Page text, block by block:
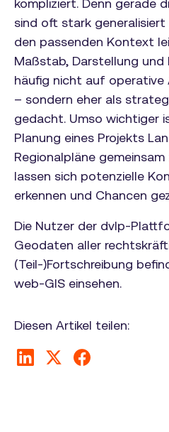
kompliziert. Denn gerade
sind oft stark
den passenden Kontext
Maßstab, Darstellung
häufig nicht auf operative
– sondern eher als
gedacht. Umso wichtiger
Planung eines Projekts
Regionalpläne
lassen sich potenzielle
erkennen und Chancen
Die Nutzer der dvlp-
Geodaten aller
(Teil-)Fortschreibung
web-GIS einsehen.‍
Diesen Artikel teilen: